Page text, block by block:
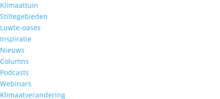
Klimaattuin
Stiltegebieden
Luwte-oases
Inspiratie
Nieuws
Columns
Podcasts
Webinars
Klimaatverandering